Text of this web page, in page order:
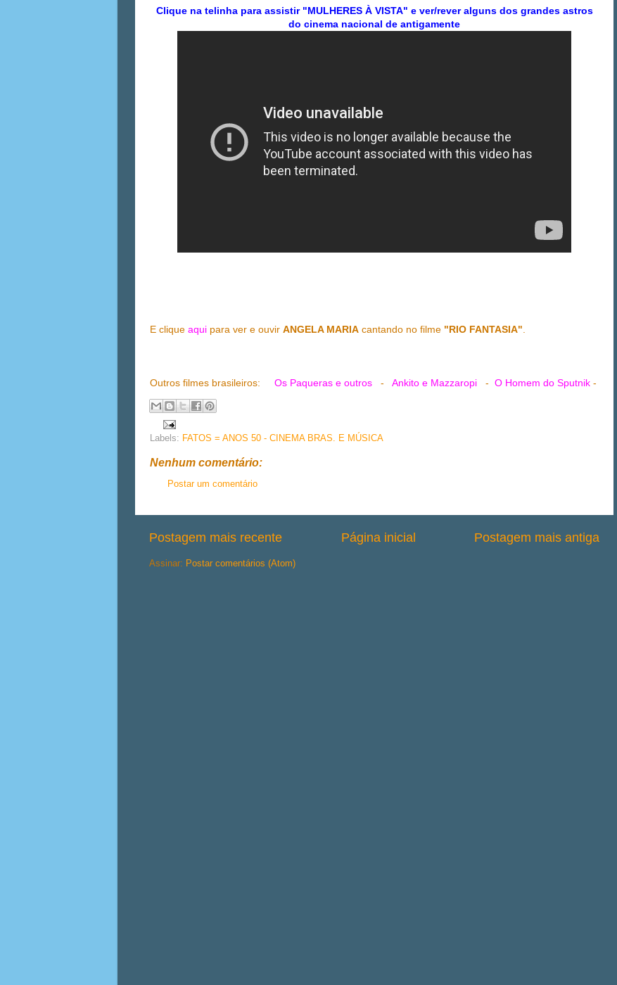
Clique na telinha para assistir "MULHERES À VISTA" e ver/rever alguns dos grandes astros
do cinema nacional de antigamente
E clique aqui para ver e ouvir ANGELA MARIA cantando no filme "RIO FANTASIA".
Outros filmes brasileiros: Os Paqueras e outros - Ankito e Mazzaropi - O Homem do Sputnik -
Labels: FATOS = ANOS 50 - CINEMA BRAS. E MÚSICA
Nenhum comentário:
Postar um comentário
Postagem mais recente Postagem mais antiga
Página inicial
Assinar: Postar comentários (Atom)